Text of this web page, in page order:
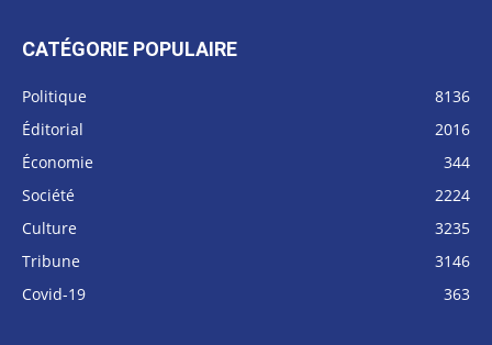
CATÉGORIE POPULAIRE
Politique
8136
Éditorial
2016
Économie
344
Société
2224
Culture
3235
Tribune
3146
Covid-19
363